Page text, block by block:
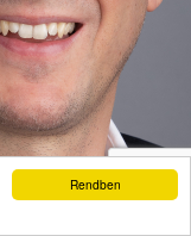
Rendben